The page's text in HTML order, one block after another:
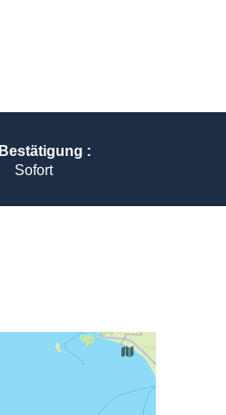
Bestätigung :
Sofort